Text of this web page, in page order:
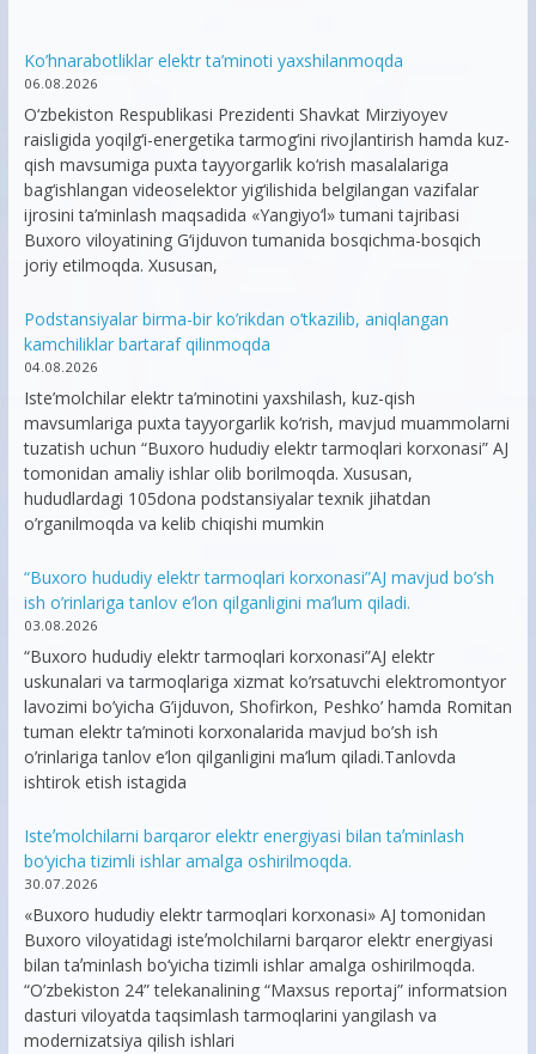
Ko’hnarabotliklar elektr ta’minoti yaxshilanmoqda
06.08.2026
O‘zbekiston Respublikasi Prezidenti Shavkat Mirziyoyev
raisligida yoqilg‘i-energetika tarmog‘ini rivojlantirish hamda kuz-
qish mavsumiga puxta tayyorgarlik ko‘rish masalalariga
bag‘ishlangan videoselektor yig‘ilishida belgilangan vazifalar
ijrosini ta’minlash maqsadida «Yangiyo‘l» tumani tajribasi
Buxoro viloyatining G‘ijduvon tumanida bosqichma-bosqich
joriy etilmoqda. Xususan,
Podstansiyalar birma-bir ko’rikdan o’tkazilib, aniqlangan
kamchiliklar bartaraf qilinmoqda
04.08.2026
Iste’molchilar elektr ta’minotini yaxshilash, kuz-qish
mavsumlariga puxta tayyorgarlik ko‘rish, mavjud muammolarni
tuzatish uchun “Buxoro hududiy elektr tarmoqlari korxonasi” AJ
tomonidan amaliy ishlar olib borilmoqda. Xususan,
hududlardagi 105dona podstansiyalar texnik jihatdan
o’rganilmoqda va kelib chiqishi mumkin
“Buxoro hududiy elektr tarmoqlari korxonasi”AJ mavjud bo’sh
ish o’rinlariga tanlov e’lon qilganligini ma’lum qiladi.
03.08.2026
“Buxoro hududiy elektr tarmoqlari korxonasi”AJ elektr
uskunalari va tarmoqlariga xizmat ko’rsatuvchi elektromontyor
lavozimi bo’yicha G’ijduvon, Shofirkon, Peshko’ hamda Romitan
tuman elektr ta’minoti korxonalarida mavjud bo’sh ish
o’rinlariga tanlov e’lon qilganligini ma’lum qiladi.Tanlovda
ishtirok etish istagida
Isteʼmolchilarni barqaror elektr energiyasi bilan taʼminlash
bo‘yicha tizimli ishlar amalga oshirilmoqda.
30.07.2026
«Buxoro hududiy elektr tarmoqlari korxonasi» AJ tomonidan
Buxoro viloyatidagi isteʼmolchilarni barqaror elektr energiyasi
bilan taʼminlash bo‘yicha tizimli ishlar amalga oshirilmoqda.
“O’zbekiston 24” telekanalining “Maxsus reportaj” informatsion
dasturi viloyatda taqsimlash tarmoqlarini yangilash va
modernizatsiya qilish ishlari